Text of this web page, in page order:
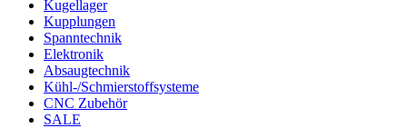
Kugellager
Kupplungen
Spanntechnik
Elektronik
Absaugtechnik
Kühl-/Schmierstoffsysteme
CNC Zubehör
SALE